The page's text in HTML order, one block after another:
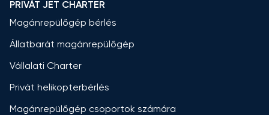
PRIVÁT JET CHARTER
Magánrepülőgép bérlés
Állatbarát magánrepülőgép
Vállalati Charter
Privát helikopterbérlés
Magánrepülőgép csoportok számára